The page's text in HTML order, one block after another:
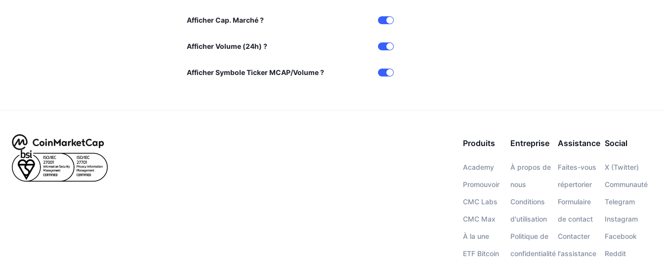
Afficher Cap. Marché ?
Afficher Volume (24h) ?
Afficher Symbole Ticker MCAP/Volume ?
Produits
Academy
Promouvoir
CMC Labs
CMC Max
À la une
ETF Bitcoin
Entreprise
À propos de
nous
Conditions
d'utilisation
Politique de
confidentialité
Assistance
Faites-vous
répertorier
Formulaire
de contact
Contacter
l'assistance
Social
X (Twitter)
Communauté
Telegram
Instagram
Facebook
Reddit